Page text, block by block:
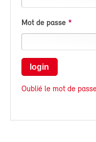
Mot de passe
login
Oublié le mot de